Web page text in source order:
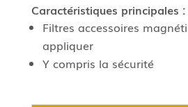
Caractéristiques principales :
Filtres accessoires
appliquer
Y compris la sécurité